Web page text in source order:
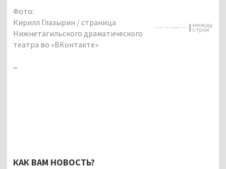
Фото:
Кирилл Глазырин / страница
Нижнетагильского драматического
театра во «ВКонтакте»
...
КАК ВАМ НОВОСТЬ?